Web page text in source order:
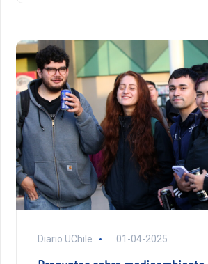
Diario UChile 01-04-2025